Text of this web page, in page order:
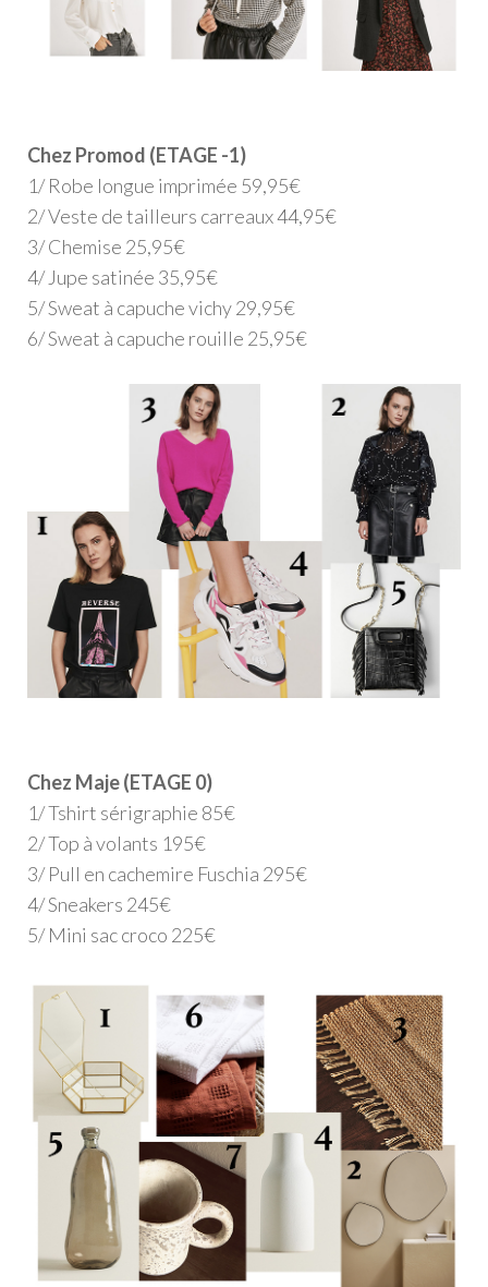
Chez Promod (ETAGE -1)
1/ Robe longue imprimée 59,95€
2/ Veste de tailleurs carreaux 44,95€
3/ Chemise 25,95€
4/ Jupe satinée 35,95€
5/ Sweat à capuche vichy 29,95€
6/ Sweat à capuche rouille 25,95€
Chez Maje (ETAGE 0)
1/ Tshirt sérigraphie 85€
2/ Top à volants 195€
3/ Pull en cachemire Fuschia 295€
4/ Sneakers 245€
5/ Mini sac croco 225€